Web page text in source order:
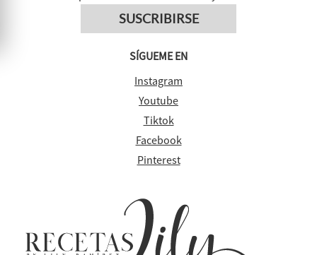
SUSCRIBIRSE
SÍGUEME EN
Instagram
Youtube
Tiktok
Facebook
Pinterest